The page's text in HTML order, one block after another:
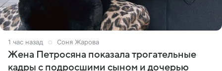
1 час назад Соня Жарова
Жена Петросяна показала трогательные
кадры с подросшими сыном и дочерью